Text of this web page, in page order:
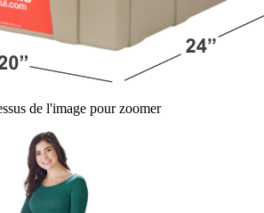
de l'image pour zoomer